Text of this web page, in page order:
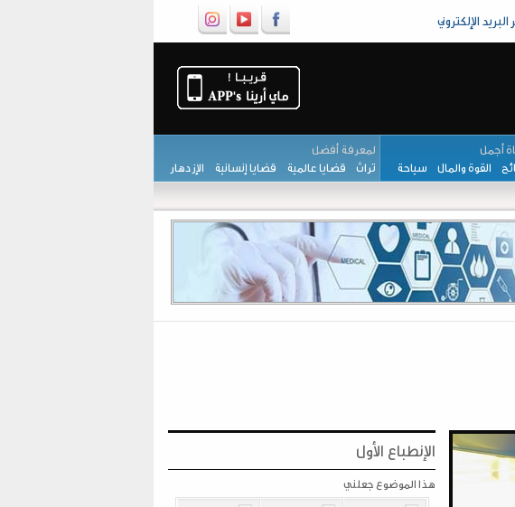
الإلكتروني
أجمل
القوة والمال سياحة
لمعرفة أفضل
تراث قضايا عالمية قضايا إنسانية الإزدهار
الإنطباع الأول
هذا الموضوع جعلني